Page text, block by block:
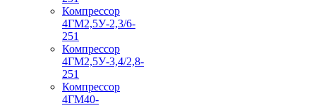
Компрессор
4ГМ2,5У-2,3/6-
251
Компрессор
4ГМ2,5У-3,4/2,8-
251
Компрессор
4ГМ40-